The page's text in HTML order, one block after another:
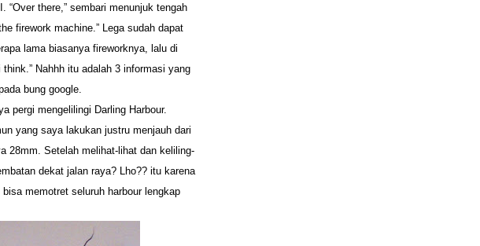
“Over there,” sembari menunjuk tengah
firework machine.” Lega sudah dapat
lama biasanya fireworknya, lalu di
Nahhh itu adalah 3 informasi yang
bung google.
pergi mengelilingi Darling Harbour.
yang saya lakukan justru menjauh dari
28mm. Setelah melihat-lihat dan keliling-
dekat jalan raya? Lho?? itu karena
memotret seluruh harbour lengkap